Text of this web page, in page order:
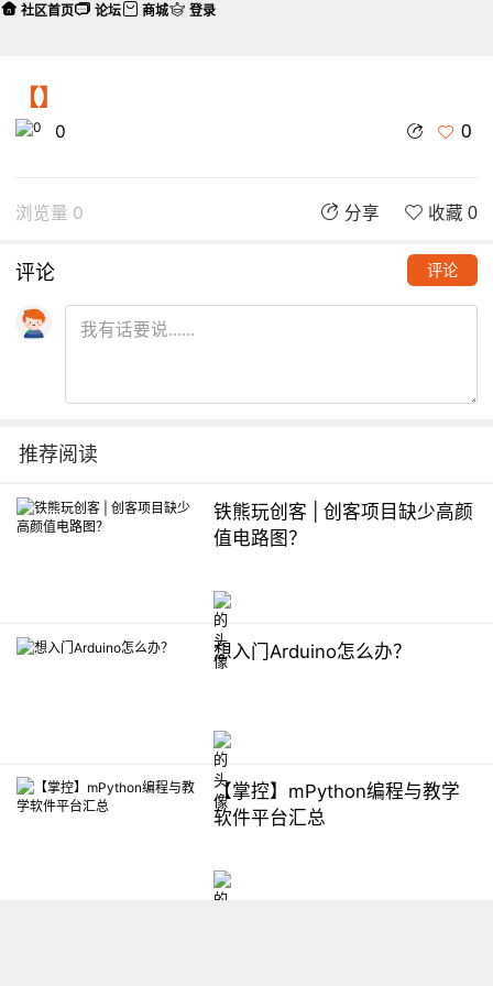
【】
0 0
浏览量 0 分享 收藏 0
评论 评论
推荐阅读
铁熊玩创客 | 创客项目缺少高颜
值电路图？
想入门Arduino怎么办？
【掌控】mPython编程与教学
软件平台汇总
社区首页 论坛 商城 登录